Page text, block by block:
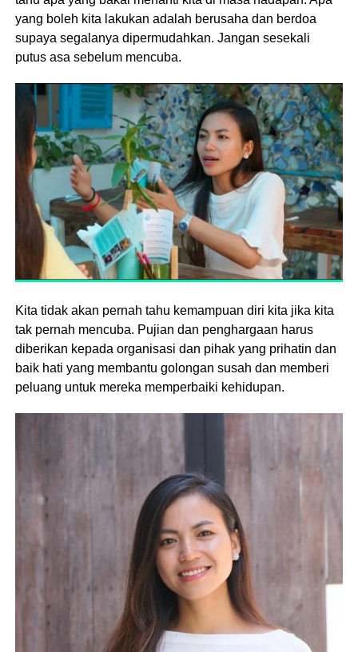
yang boleh kita lakukan adalah berusaha dan berdoa
supaya segalanya dipermudahkan. Jangan sesekali
putus asa sebelum mencuba.
Kita tidak akan pernah tahu kemampuan diri kita jika kita
tak pernah mencuba. Pujian dan penghargaan harus
diberikan kepada organisasi dan pihak yang prihatin dan
baik hati yang membantu golongan susah dan memberi
peluang untuk mereka memperbaiki kehidupan.